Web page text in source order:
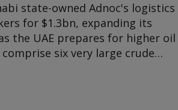
state-owned Adnoc's logistics
for $1.3bn, expanding its
the UAE prepares for higher oil
six very large crude
around 2mn bl of oil, and